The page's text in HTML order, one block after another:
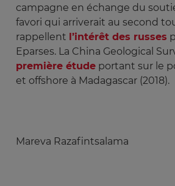
campagne en échange du
favori qui arriverait au second
rappellent l’intérêt des russes
Eparses. La China Geological
première étude portant sur le
et offshore à Madagascar (2018).
Mareva Razafintsalama